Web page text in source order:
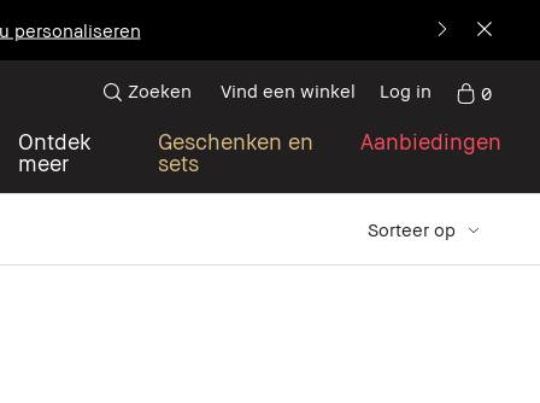
personaliseren
Ontdek
meer
Geschenken en
sets
Aanbiedingen
Zoeken Vind een winkel Log in 0
Sorteer op